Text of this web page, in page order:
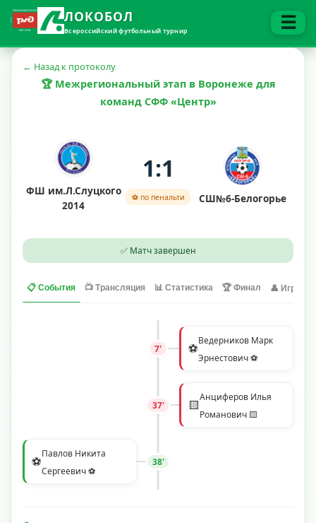
ЛОКОБОЛ
Всероссийский футбольный турнир ☰
← Назад к протоколу
🏆 Межрегиональный этап в Воронеже для
команд СФФ «Центр»
ФШ им.Л.Слуцкого
2014
1:1
⚽ по пенальти СШ№6-Белогорье
✅ Матч завершен
📋 События 📺 Трансляция 📊 Статистика 🏆 Финал 👤 Игроки
⚽Ведерников Марк
Эрнестович ⚽
7'
🟨Анциферов Илья
Романович 🟨
37'
⚽Павлов Никита
Сергеевич ⚽
38'